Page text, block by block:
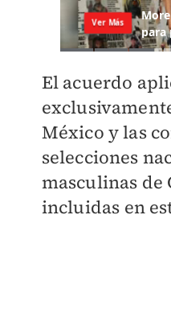
El acuerdo
México y las
selecciones
masculinas de
incluidas en